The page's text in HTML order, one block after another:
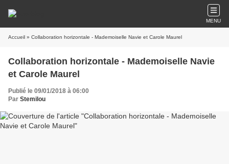
MENU
Accueil » Collaboration horizontale - Mademoiselle Navie et Carole Maurel
Collaboration horizontale - Mademoiselle Navie
et Carole Maurel
Publié le 09/01/2018 à 06:00
Par Stemilou